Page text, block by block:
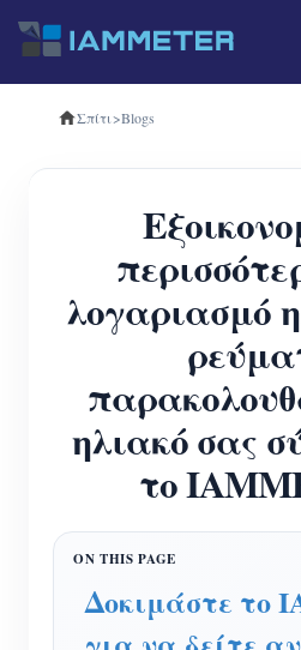
Προϊόντα
(WEM3080)
Τριφασικός μετρητής
(WEM3080T)
Τριφασικός μετρητής
(WEM3046T)
Τριφασικός μετρητής
(WEM3050T)
IAMMETER Cloud Pro
Υπηρεσία αυτο-
Σπίτι>Blogs
λογαριασμό
ηλιακό σας
το
Δοκιμάστε το